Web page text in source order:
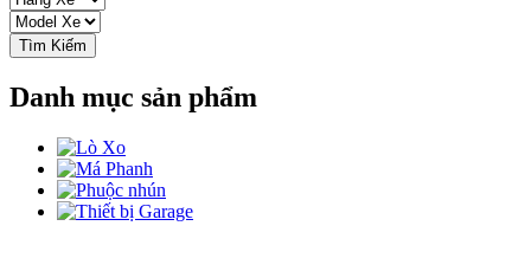
Tìm Kiếm
Danh mục sản phẩm